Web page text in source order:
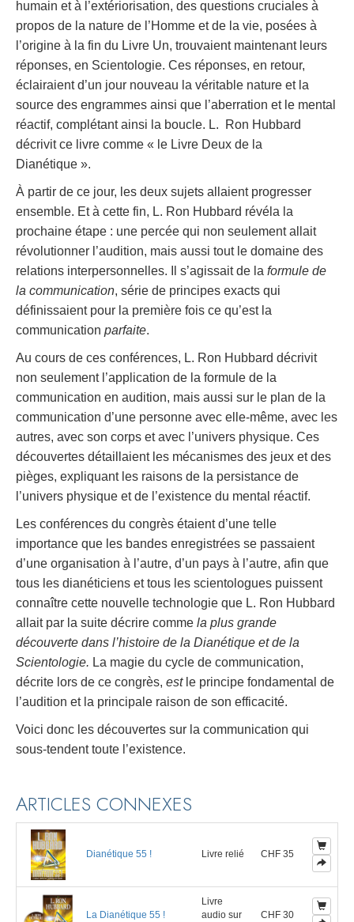
humain et à l’extériorisation, des questions cruciales à
propos de la nature de l’Homme et de la vie, posées à
l’origine à la fin du Livre Un, trouvaient maintenant leurs
réponses, en Scientologie. Ces réponses, en retour,
éclairaient d’un jour nouveau la véritable nature et la
source des engrammes ainsi que l’aberration et le mental
réactif, complétant ainsi la boucle. L. Ron Hubbard
décrivit ce livre comme « le Livre Deux de la
Dianétique ».
À partir de ce jour, les deux sujets allaient progresser
ensemble. Et à cette fin, L. Ron Hubbard révéla la
prochaine étape : une percée qui non seulement allait
révolutionner l’audition, mais aussi tout le domaine des
relations interpersonnelles. Il s’agissait de la formule de
la communication, série de principes exacts qui
définissaient pour la première fois ce qu’est la
communication parfaite.
Au cours de ces conférences, L. Ron Hubbard décrivit
non seulement l’application de la formule de la
communication en audition, mais aussi sur le plan de la
communication d’une personne avec elle-même, avec les
autres, avec son corps et avec l’univers physique. Ces
découvertes détaillaient les mécanismes des jeux et des
pièges, expliquant les raisons de la persistance de
l’univers physique et de l’existence du mental réactif.
Les conférences du congrès étaient d’une telle
importance que les bandes enregistrées se passaient
d’une organisation à l’autre, d’un pays à l’autre, afin que
tous les dianéticiens et tous les scientologues puissent
connaître cette nouvelle technologie que L. Ron Hubbard
allait par la suite décrire comme la plus grande
découverte dans l’histoire de la Dianétique et de la
Scientologie. La magie du cycle de communication,
décrite lors de ce congrès, estle principe fondamental de
l’audition et la principale raison de son efficacité.
Voici donc les découvertes sur la communication qui
sous-tendent toute l’existence.
ARTICLES CONNEXES
Dianétique 55 ! Livre relié CHF 35
La Dianétique 55 !
Livre
audio sur
CHF 30